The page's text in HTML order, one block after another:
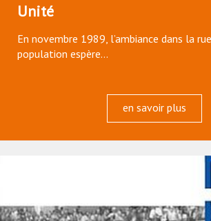
Unité
En novembre 1989, l’ambiance dans la
population espère…
en savoir plus